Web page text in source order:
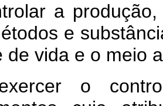
a
e
de vida e o meio
o